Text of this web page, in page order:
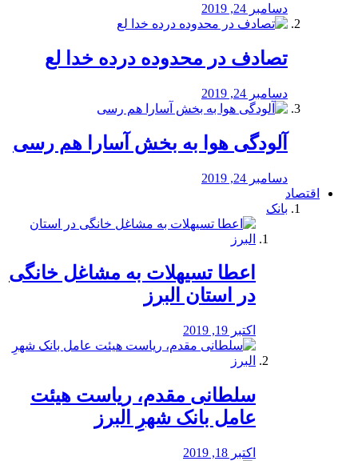
دسامبر 24, 2019
تصادف در محدوده درده خدا لع
دسامبر 24, 2019
آلودگی هوا به بخش آسارا هم رسی
دسامبر 24, 2019
اقتصاد
بانک
️اعطا تسیهلات به مشاغل خانگی
در استان البرز
اکتبر 19, 2019
سلطانی مقدم، ریاست هیئت
عامل بانک شهرِ البرز
اکتبر 18, 2019